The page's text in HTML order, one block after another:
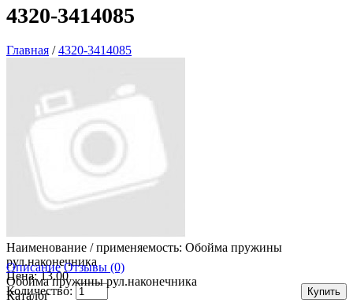
4320-3414085
Главная /4320-3414085
Наименование / применяемость: Обойма пружины
рул.наконечника
Цена: 13.00
Количество:
Описание Отзывы (0)
Обойма пружины рул.наконечника
Каталог